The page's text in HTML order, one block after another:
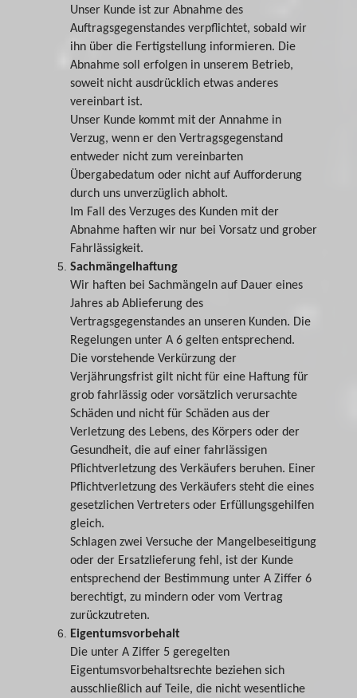
Unser Kunde ist zur Abnahme des
Auftragsgegenstandes verpflichtet, sobald wir
ihn über die Fertigstellung informieren. Die
Abnahme soll erfolgen in unserem Betrieb,
soweit nicht ausdrücklich etwas anderes
vereinbart ist.
Unser Kunde kommt mit der Annahme in
Verzug, wenn er den Vertragsgegenstand
entweder nicht zum vereinbarten
Übergabedatum oder nicht auf Aufforderung
durch uns unverzüglich abholt.
Im Fall des Verzuges des Kunden mit der
Abnahme haften wir nur bei Vorsatz und grober
Fahrlässigkeit.
Sachmängelhaftung
Wir haften bei Sachmängeln auf Dauer eines
Jahres ab Ablieferung des
Vertragsgegenstandes an unseren Kunden. Die
Regelungen unter A 6 gelten entsprechend.
Die vorstehende Verkürzung der
Verjährungsfrist gilt nicht für eine Haftung für
grob fahrlässig oder vorsätzlich verursachte
Schäden und nicht für Schäden aus der
Verletzung des Lebens, des Körpers oder der
Gesundheit, die auf einer fahrlässigen
Pflichtverletzung des Verkäufers beruhen. Einer
Pflichtverletzung des Verkäufers steht die eines
gesetzlichen Vertreters oder Erfüllungsgehilfen
gleich.
Schlagen zwei Versuche der Mangelbeseitigung
oder der Ersatzlieferung fehl, ist der Kunde
entsprechend der Bestimmung unter A Ziffer 6
berechtigt, zu mindern oder vom Vertrag
zurückzutreten.
Eigentumsvorbehalt
Die unter A Ziffer 5 geregelten
Eigentumsvorbehaltsrechte beziehen sich
ausschließlich auf Teile, die nicht wesentliche